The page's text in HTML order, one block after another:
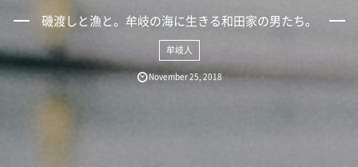
磯渡しと漁と。牟岐の海に生きる和田家の男たち。
牟岐人
November25,2018